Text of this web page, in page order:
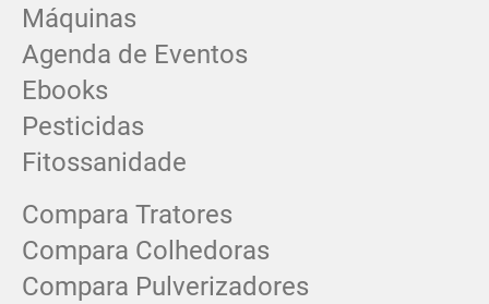
Máquinas
Agenda de Eventos
Ebooks
Pesticidas
Fitossanidade
Compara Tratores
Compara Colhedoras
Compara Pulverizadores